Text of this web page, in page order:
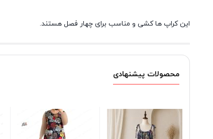
این کراپ ها کشی و مناسب برای چهار فصل هستند.
محصولات پیشنهادی